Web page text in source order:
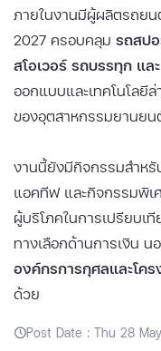
ภายในงานมีผู้ผลิตรถยน
2027 ครอบคลุม รถสป
สโอเวอร์ รถบรรทุก แล
ออกแบบและเทคโนโลยี
ของอุตสาหกรรมยานยน
งานนี้ยังมีกิจกรรมสำห
แอคทีฟ และกิจกรรมพิเ
ผู้บริโภคในการเปรียบเ
ทางเลือกด้านการเงิน
องค์กรการกุศลและโค
ด้วย
Post Date : Thu 28